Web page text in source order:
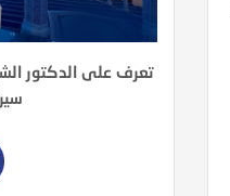
تعرف على الدكتور